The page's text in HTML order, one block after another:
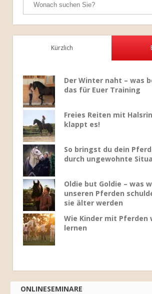
Kürzlich
Der Winter naht – was
das für Euer Training
Freies Reiten mit
klappt es!
So bringst du dein
durch ungewohnte
Oldie but Goldie – was
unseren Pferden
sie älter werden
Wie Kinder mit Pferden
lernen
ONLINESEMINARE